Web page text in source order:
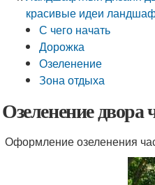
красивые идеи
С чего начать
Дорожка
Озеленение
Зона отдыха
Озеленение
Оформление озеленения